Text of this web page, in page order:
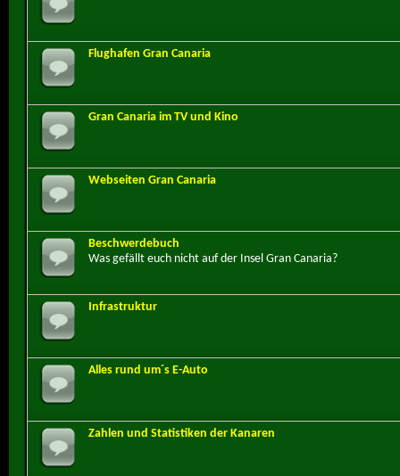
Flughafen Gran Canaria
Gran Canaria im TV und Kino
Webseiten Gran Canaria
Beschwerdebuch
Was gefällt euch nicht auf der Insel Gran Canaria?
Infrastruktur
Alles rund um´s E-Auto
Zahlen und Statistiken der Kanaren